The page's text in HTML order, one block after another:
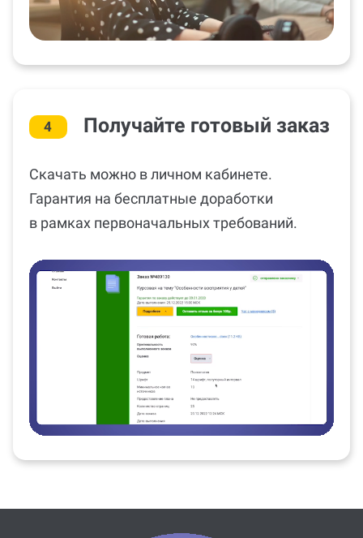
4 Получайте готовый заказ
Скачать можно в личном кабинете.
Гарантия на бесплатные доработки
в рамках первоначальных требований.